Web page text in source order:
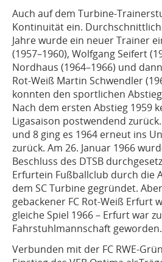
Auch auf dem Turbine-
Kontinuität ein.
Jahre wurde ein neuer Trainer
(1957–1960), Wolfgang Seifert
Nordhaus (1964–1966) und
Rot-Weiß Martin Schwendler
konnten den sportlichen
Nach dem ersten Abstieg 1959
Ligasaison postwendend
und 8 ging es 1964 erneut ins
zurück. Am 26. Januar 1966
Beschluss des DTSB
Erfurtein Fußballclub durch die
dem SC Turbine gegründet.
gebackener FC Rot-Weiß Erfurt
gleiche Spiel 1966 – Erfurt war
Fahrstuhlmannschaft geworden.
Verbunden mit der FC RWE-